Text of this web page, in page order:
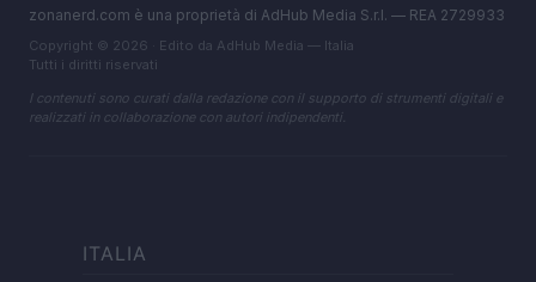
zonanerd.com è una proprietà di AdHub Media S.r.l. — REA 2729933
Copyright © 2026 · Edito da AdHub Media — Italia
Tutti i diritti riservati
I contenuti sono curati dalla redazione con il supporto di strumenti digitali e
realizzati in collaborazione con autori indipendenti.
ITALIA